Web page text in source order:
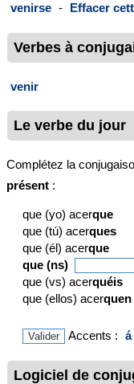
venirse - Effacer
Verbes à
venir
Le verbe du jour
Complétez la
présent :
que (yo) acerque
que (tú) acerques
que (él) acerque
que (ns)
que (vs) acerquéis
que (ellos) acerquen
Accents : á
Logiciel de